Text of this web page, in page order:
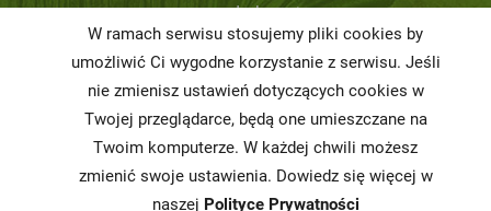
podatkowej
Karty
charakterystyki
Butelkomaty
W ramach serwisu stosujemy pliki cookies by
umożliwić Ci wygodne korzystanie z serwisu. Jeśli
nie zmienisz ustawień dotyczących cookies w
Twojej przeglądarce, będą one umieszczane na
Twoim komputerze. W każdej chwili możesz
zmienić swoje ustawienia. Dowiedz się więcej w
naszej Polityce Prywatności